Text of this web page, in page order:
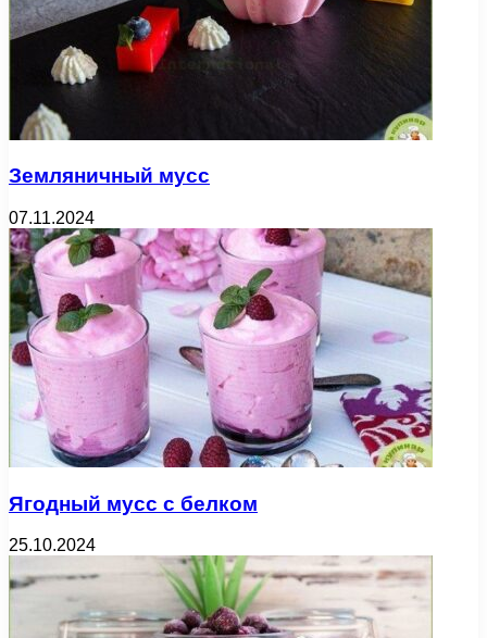
Земляничный мусс
07.11.2024
Ягодный мусс с белком
25.10.2024